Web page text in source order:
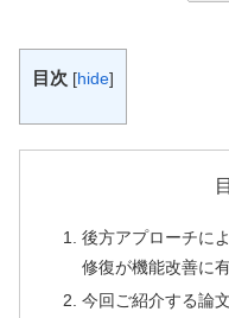
目次 [hide]
後方アプローチに
修復が機能改善に
今回ご紹介する論文